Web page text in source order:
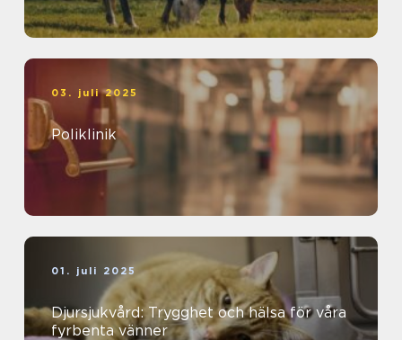
03. juli 2025
Poliklinik
01. juli 2025
Djursjukvård: Trygghet och hälsa för våra
fyrbenta vänner